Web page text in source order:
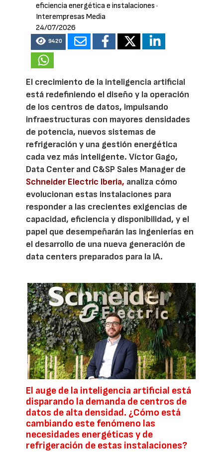
eficiencia energética e instalaciones ·
Interempresas Media
24/07/2026
9420
El crecimiento de la inteligencia artificial
está redefiniendo el diseño y la operación
de los centros de datos, impulsando
infraestructuras con mayores densidades
de potencia, nuevos sistemas de
refrigeración y una gestión energética
cada vez más inteligente. Víctor Gago,
Data Center and C&SP Sales Manager de
Schneider Electric Iberia, analiza cómo
evolucionan estas instalaciones para
responder a las crecientes exigencias de
capacidad, eficiencia y disponibilidad, y el
papel que desempeñarán las ingenierías en
el desarrollo de una nueva generación de
data centers preparados para la IA.
El auge de la inteligencia artificial está
disparando la demanda de centros de
datos de alta densidad. ¿Cómo está
cambiando este fenómeno las
necesidades energéticas y de
refrigeración de estas instalaciones?